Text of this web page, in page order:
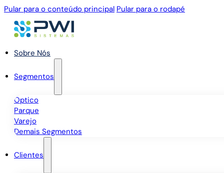
Pular para o conteúdo principal Pular para o rodapé
Sobre Nós
Segmentos
Óptico
Parque
Varejo
Demais Segmentos
Clientes